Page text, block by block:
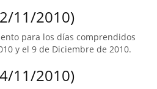
11/2010)
para los días comprendidos
y el 9 de Diciembre de 2010.
11/2010)